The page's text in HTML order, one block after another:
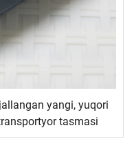
yangi, yuqori
tasmasi